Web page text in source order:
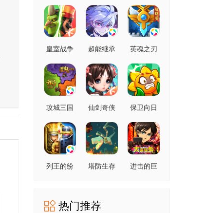
皇室战争
超能继承
英魂之刃
攻城三国
仙剑奇侠
游
保卫向日
列王的纷
塔防生存
进击的巨
热门推荐